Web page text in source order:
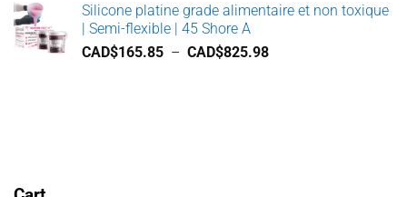
prix :
à
Silicone platine grade alimentaire et non toxique
| Semi-flexible | 45 Shore A
CAD$165.85 – CAD$825.98Plage